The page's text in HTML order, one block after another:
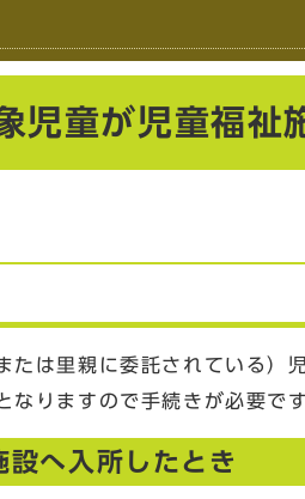
児童が児童福祉
は里親に委託されている）
なりますので手続きが必要です
設へ入所したとき